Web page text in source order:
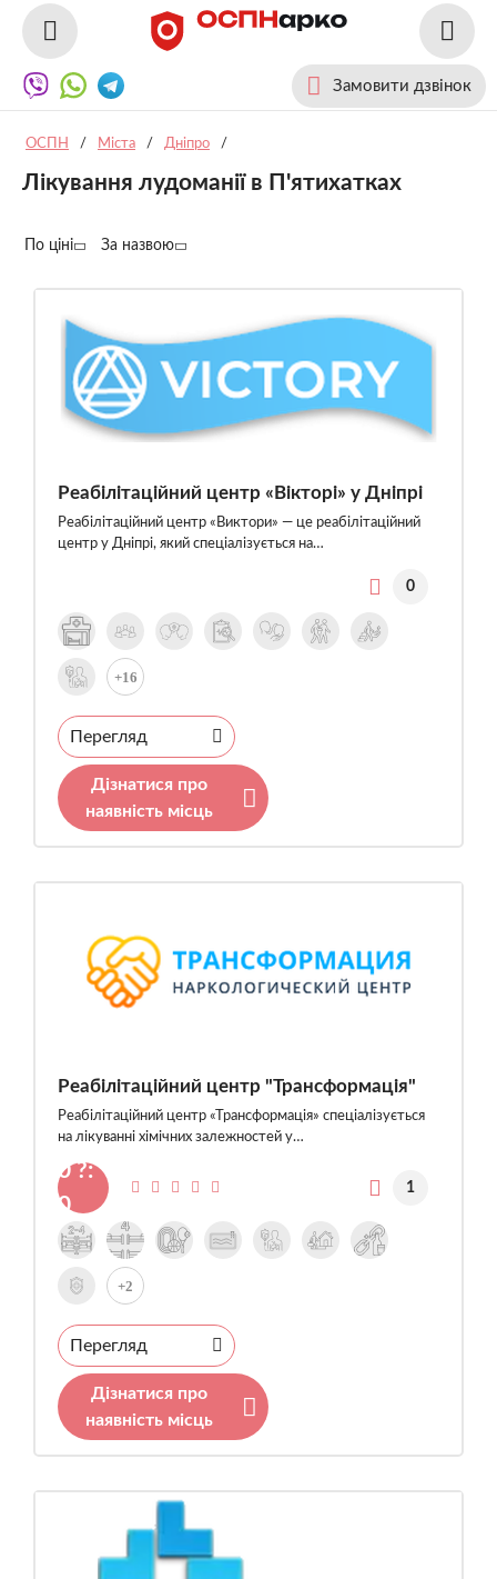
Замовити дзвінок
ОСПН / Міста / Дніпро /
Лікування лудоманії в П'ятихатках
По ціні За назвою
Реабілітаційний центр «Вікторі» у Дніпрі
Реабілітаційний центр «Виктори» — це реабілітаційний
центр у Дніпрі, який спеціалізується на…
0
+16
Перегляд
Дізнатися про
наявність місць
Реабілітаційний центр "Трансформація"
Реабілітаційний центр «Трансформація» спеціалізується
на лікуванні хімічних залежностей у…
0 ?:
0
1
+2
Перегляд
Дізнатися про
наявність місць